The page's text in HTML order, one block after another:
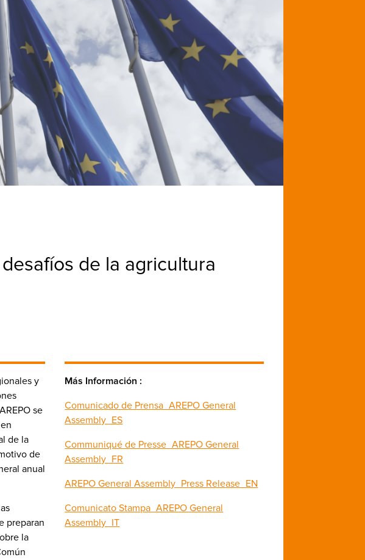
de la agricultura
y
se
de la
de
anual
preparan
la
Más Información :
Comunicado de Prensa_AREPO General
Assembly_ES
Communiqué de Presse_AREPO General
Assembly_FR
AREPO General Assembly_Press Release_EN
Comunicato Stampa_AREPO General
Assembly_IT